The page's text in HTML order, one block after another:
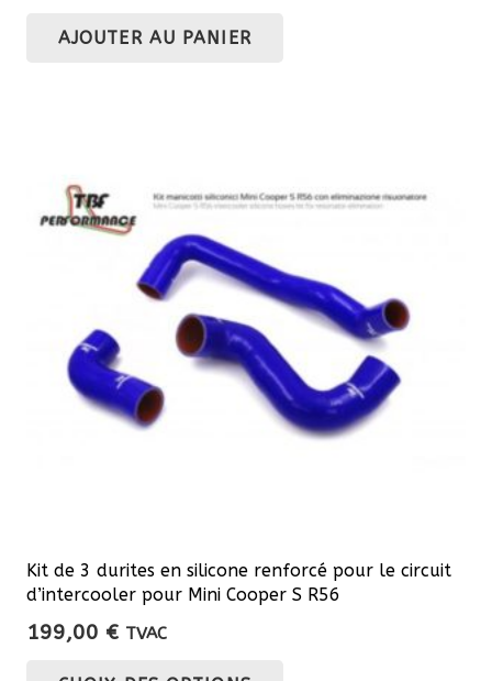
AJOUTER AU PANIER
Kit de 3 durites en silicone renforcé pour le circuit
d’intercooler pour Mini Cooper S R56
199,00 € TVAC